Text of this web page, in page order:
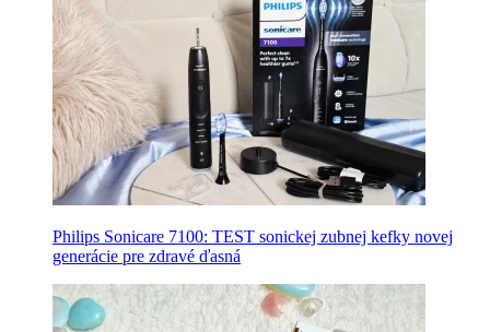
Philips Sonicare 7100: TEST sonickej zubnej kefky novej
generácie pre zdravé ďasná